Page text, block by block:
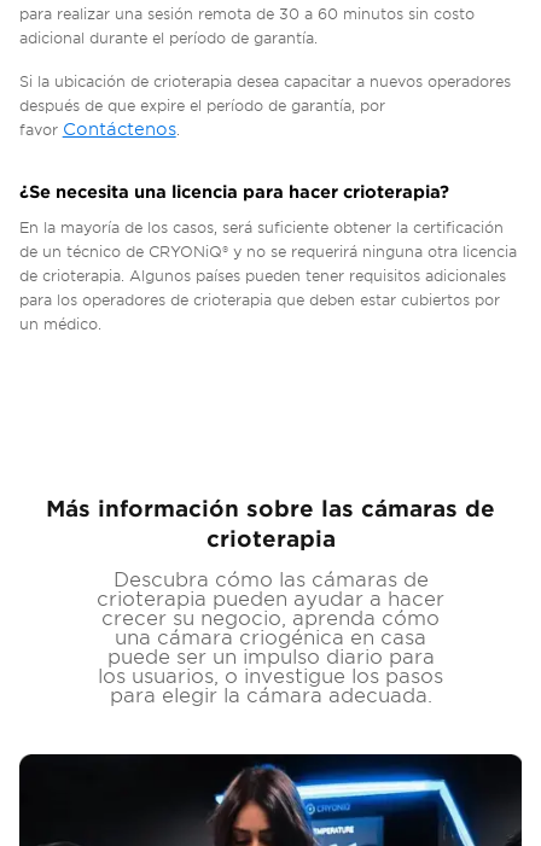
para realizar una sesión remota de 30 a 60 minutos sin costo
adicional durante el período de garantía.
Si la ubicación de crioterapia desea capacitar a nuevos operadores
después de que expire el período de garantía, por
favor Contáctenos.
¿Se necesita una licencia para hacer crioterapia?
En la mayoría de los casos, será suficiente obtener la certificación
de un técnico de CRYONiQ® y no se requerirá ninguna otra licencia
de crioterapia. Algunos países pueden tener requisitos adicionales
para los operadores de crioterapia que deben estar cubiertos por
un médico.
Más información sobre las cámaras de
crioterapia
Descubra cómo las cámaras de
crioterapia pueden ayudar a hacer
crecer su negocio, aprenda cómo
una cámara criogénica en casa
puede ser un impulso diario para
los usuarios, o investigue los pasos
para elegir la cámara adecuada.